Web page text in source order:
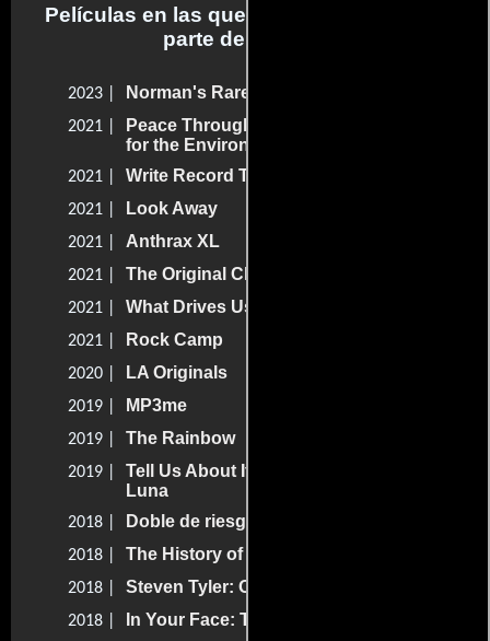
Películas en las que Slash trabajo como
parte del reparto
2023 | Norman's Rare Guitars Documentary
2021 |
Peace Through Music: A Global Event
for the Environment
2021 | Write Record Tour
2021 | Look Away
2021 | Anthrax XL
2021 | The Original Charvel Gang
2021 | What Drives Us
2021 | Rock Camp
2020 | LA Originals
2019 | MP3me
2019 | The Rainbow
2019 |
Tell Us About It Presents: Disrespecting
Luna
2018 | Doble de riesgo
2018 | The History of Pinball
2018 | Steven Tyler: Out on a Limb
2018 | In Your Face: The Neil Zlozower Story